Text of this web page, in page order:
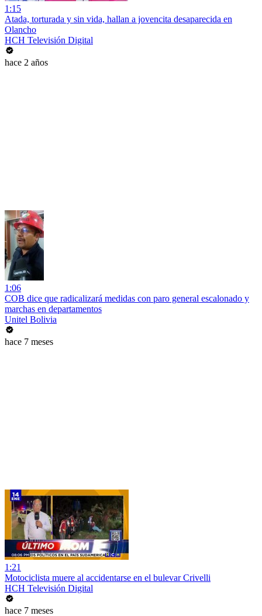
1:15
Atada, torturada y sin vida, hallan a jovencita desaparecida en
Olancho
HCH Televisión Digital
hace 2 años
1:06
COB dice que radicalizará medidas con paro general escalonado y
marchas en departamentos
Unitel Bolivia
hace 7 meses
1:21
Motociclista muere al accidentarse en el bulevar Crivelli
HCH Televisión Digital
hace 7 meses